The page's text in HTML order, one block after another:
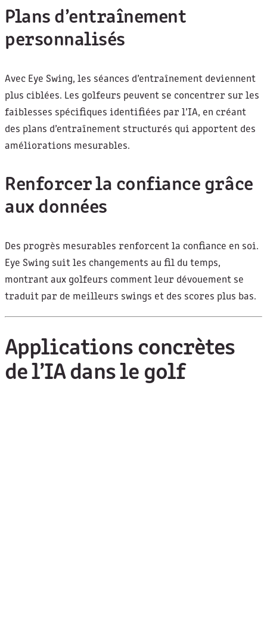
Plans d’entraînement
personnalisés
Avec Eye Swing, les séances d’entraînement deviennent
plus ciblées. Les golfeurs peuvent se concentrer sur les
faiblesses spécifiques identifiées par l’IA, en créant
des plans d’entraînement structurés qui apportent des
améliorations mesurables.
Renforcer la confiance grâce
aux données
Des progrès mesurables renforcent la confiance en soi.
Eye Swing suit les changements au fil du temps,
montrant aux golfeurs comment leur dévouement se
traduit par de meilleurs swings et des scores plus bas.
Applications concrètes
de l’IA dans le golf